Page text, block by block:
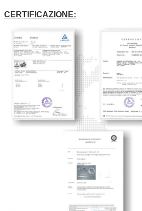
CERTIFICAZIONE: